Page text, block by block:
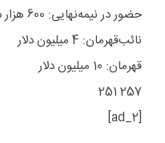
حضور در نیمه‌نهایی: 600 هزار دلار
نائب‌قهرمان: 4 میلیون دلار
قهرمان: 10 میلیون دلار
257 251
[ad_2]